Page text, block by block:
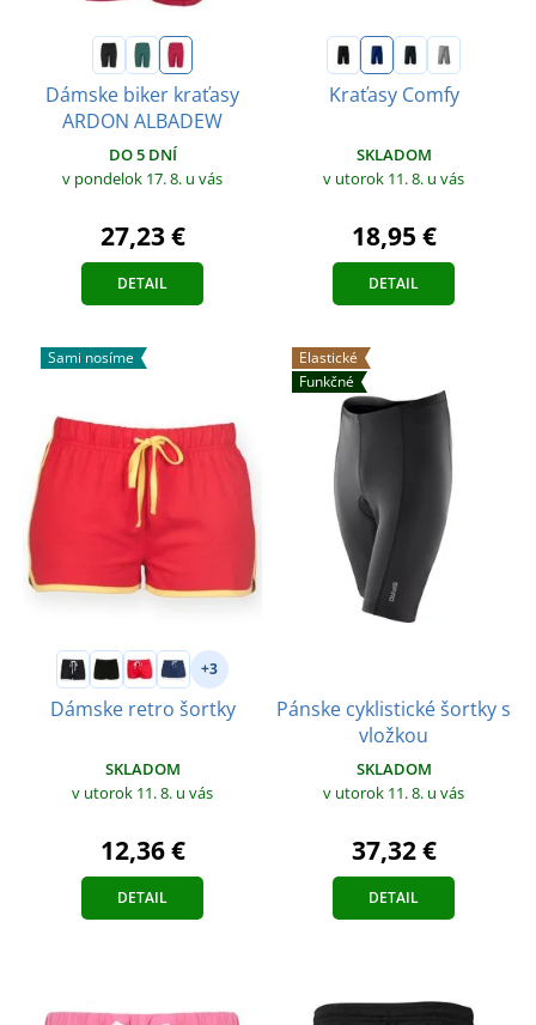
Dámske biker kraťasy
ARDON ALBADEW
DO 5 DNÍ
v pondelok 17. 8. u vás
27,23 €
DETAIL
Kraťasy Comfy
SKLADOM
v utorok 11. 8. u vás
18,95 €
DETAIL
Sami nosíme
+3
Dámske retro šortky
SKLADOM
v utorok 11. 8. u vás
12,36 €
DETAIL
Elastické
Funkčné
Pánske cyklistické šortky s
vložkou
SKLADOM
v utorok 11. 8. u vás
37,32 €
DETAIL